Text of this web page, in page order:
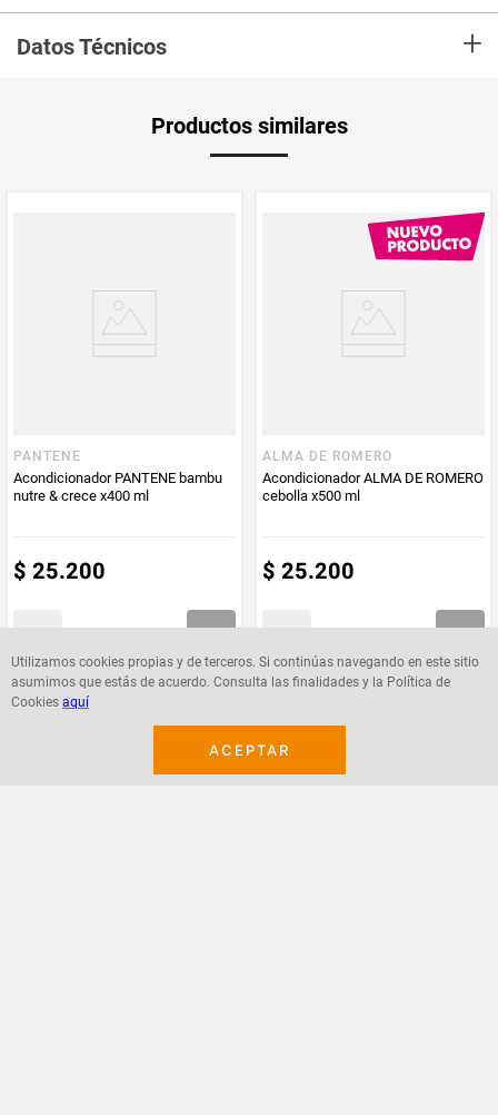
Utilizamos cookies propias y de terceros. Si continúas navegando en este sitio
asumimos que estás de acuerdo. Consulta las finalidades y la Política de
Cookies aquí
ACEPTAR
Revitaliza contiene ingredientes acondicionadores activos que lubrican el
cabello para una sensación de suavidad inigualable y potenciando los
Datos Técnicos +
Productos similares
PANTENE
Acondicionador PANTENE bambu
nutre & crece x400 ml
$ 25.200
ALMA DE ROMERO
Acondicionador ALMA DE ROMERO
cebolla x500 ml
$ 25.200